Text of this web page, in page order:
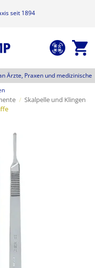
seit 1894
Ärzte, Praxen und medizinische
/ Skalpelle und Klingen